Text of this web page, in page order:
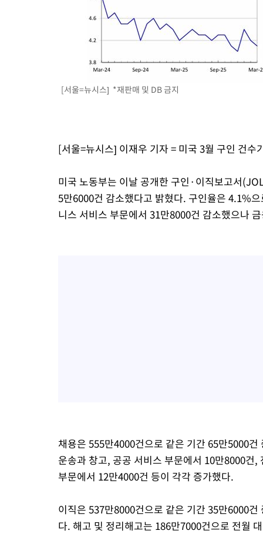
[서울=뉴시스] *재판매 및 DB 금지
[서울=뉴시스] 이재우 기자 = 미국 3월 구인 건수
미국 노동부는 이날 공개한 구인·이직보고서
5만6000건 감소했다고 밝혔다. 구인율은 4.1%
니스 서비스 부문에서 31만8000건 감소했으나
채용은 555만4000건으로 같은 기간 65만5000
운송과 창고, 공공 서비스 부문에서 10만8000건
부문에서 12만4000건 등이 각각 증가했다.
이직은 537만8000건으로 같은 기간 35만6000
다. 해고 및 정리해고는 186만7000건으로 전월